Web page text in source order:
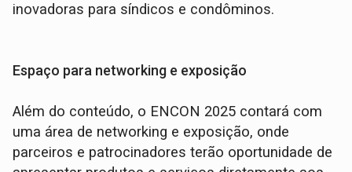
inovadoras para síndicos e condôminos.
Espaço para networking e exposição
Além do conteúdo, o ENCON 2025 contará com
uma área de networking e exposição, onde
parceiros e patrocinadores terão oportunidade de